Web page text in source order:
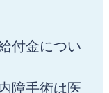
付金につい
障手術は医